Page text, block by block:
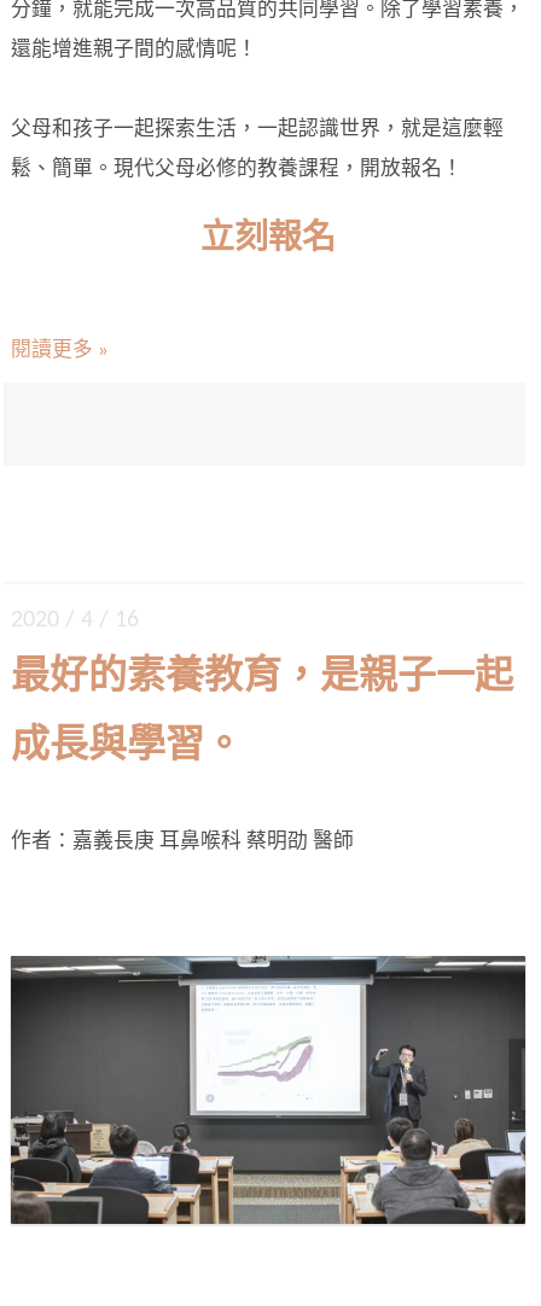
分鐘，就能完成一次高品質的共同學習。除了學習素養，
還能增進親子間的感情呢！
父母和孩子一起探索生活，一起認識世界，就是這麼輕
鬆、簡單。現代父母必修的教養課程，開放報名！
立刻報名
閱讀更多 »
2020 / 4 / 16
最好的素養教育，是親子一起
成長與學習。
作者：嘉義長庚 耳鼻喉科 蔡明劭 醫師